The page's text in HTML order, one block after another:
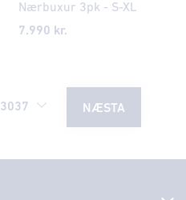
Nærbuxur 3pk - S-XL
7.990 kr.
3037 NÆSTA